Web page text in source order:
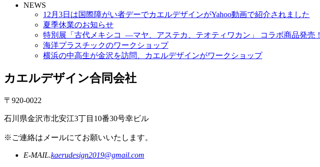
NEWS
12月3日は国際障がい者デーでカエルデザインがYahoo動画で紹介されました
夏季休業のお知らせ
特別展「古代メキシコ ―マヤ、アステカ、テオティワカン」 コラボ商品発売！
海洋プラスチックのワークショップ
横浜の中高生が金沢を訪問、カエルデザインがワークショップ
カエルデザイン合同会社
〒920-0022
石川県金沢市北安江3丁目10番30号幸ビル
※ご連絡はメールにてお願いいたします。
E-MAIL.kaerudesign2019@gmail.com